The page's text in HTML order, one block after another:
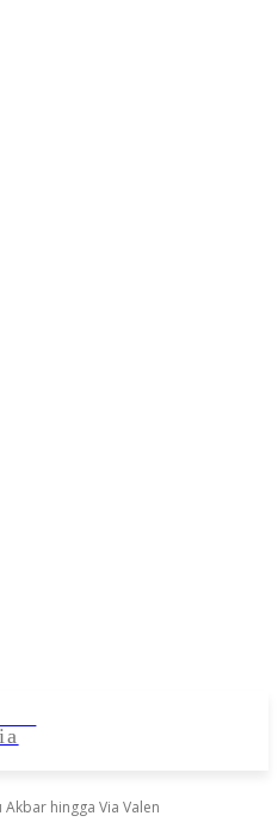
hingga Via Valen